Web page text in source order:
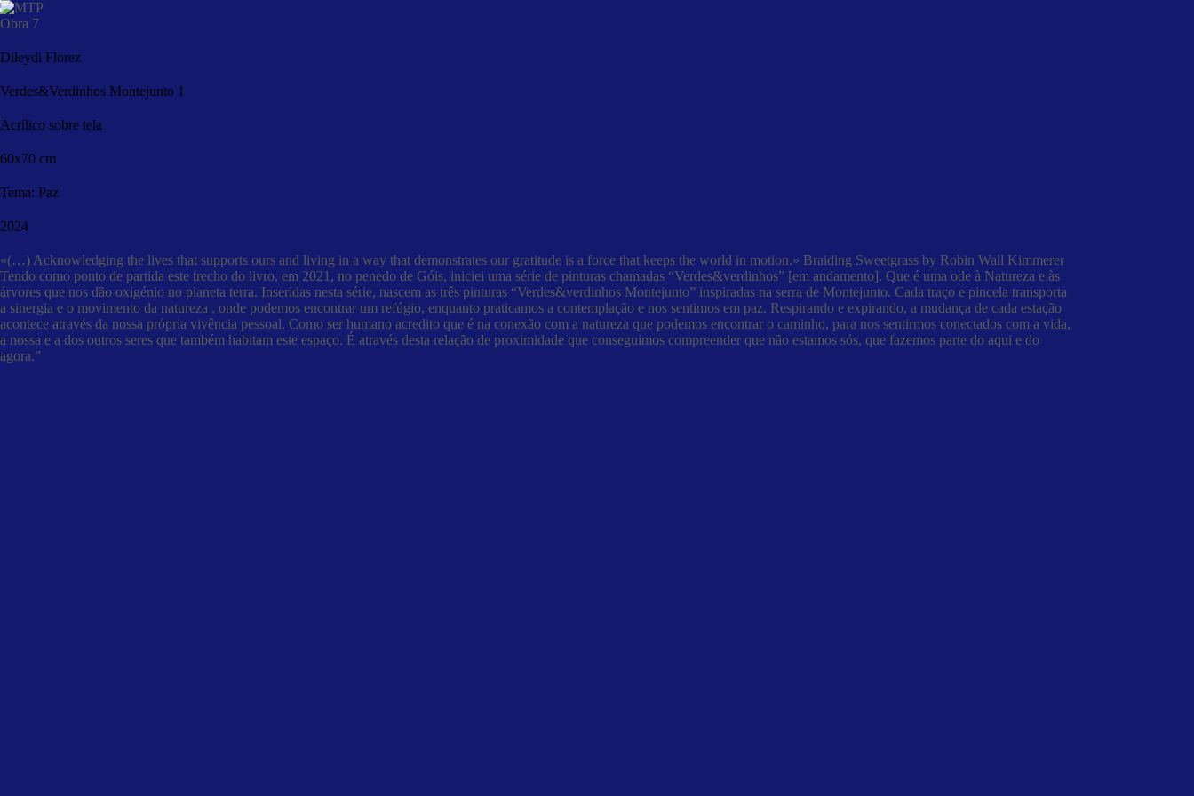
Pular
para
conteúdo
Obra 7
Dileydi Florez
Verdes&Verdinhos Montejunto 1
Acrílico sobre tela
60x70 cm
Tema: Paz
2024
«(…) Acknowledging the lives that supports ours and living in a way that demonstrates our gratitude is a force that keeps the world in motion.» Braiding Sweetgrass by Robin Wall Kimmerer
Tendo como ponto de partida este trecho do livro, em 2021, no penedo de Góis, iniciei uma série de pinturas chamadas “Verdes&verdinhos” [em andamento]. Que é uma ode à Natureza e às
árvores que nos dão oxigénio no planeta terra. Inseridas nesta série, nascem as três pinturas “Verdes&verdinhos Montejunto” inspiradas na serra de Montejunto. Cada traço e pincela transporta
a sinergia e o movimento da natureza , onde podemos encontrar um refúgio, enquanto praticamos a contemplação e nos sentimos em paz. Respirando e expirando, a mudança de cada estação
acontece através da nossa própria vivência pessoal. Como ser humano acredito que é na conexão com a natureza que podemos encontrar o caminho, para nos sentirmos conectados com a vida,
a nossa e a dos outros seres que também habitam este espaço. É através desta relação de proximidade que conseguimos compreender que não estamos sós, que fazemos parte do aqui e do
agora.”